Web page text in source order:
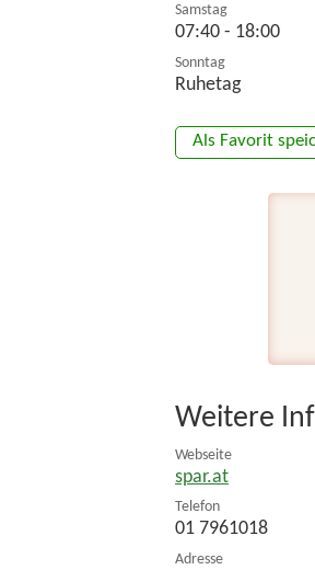
Samstag
07:40 - 18:00
Sonntag
Ruhetag
Als Favorit
Weitere
Webseite
spar.at
Telefon
01 7961018
Adresse